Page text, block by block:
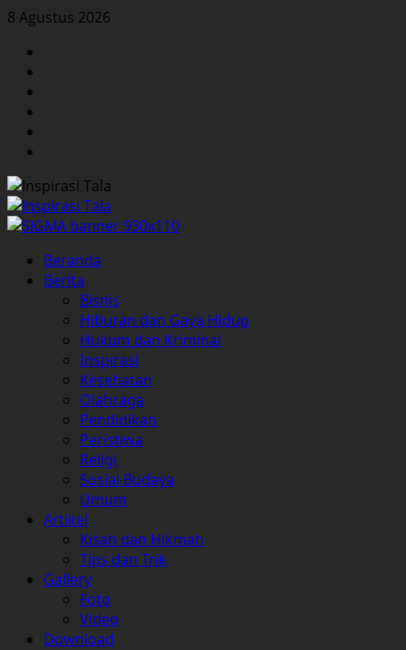
Skip
content
8 Agustus 2026
Primary
Menu
Beranda
Berita
Bisnis
Hiburan dan Gaya Hidup
Hukum dan Kriminal
Inspirasi
Kesehatan
Olahraga
Pendidikan
Peristiwa
Religi
Sosial Budaya
Umum
Artikel
Kisah dan Hikmah
Tips dan Trik
Gallery
Foto
Video
Download